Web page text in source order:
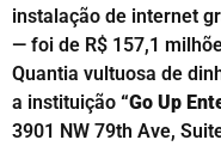
instalação de internet
— foi de R$ 157,1
Quantia vultuosa de
a instituição “Go Up
3901 NW 79th Ave,